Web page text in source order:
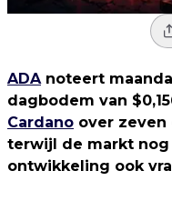
ADAnoteert
dagbodem van
Cardano over zeven
terwijl de markt
ontwikkeling ook